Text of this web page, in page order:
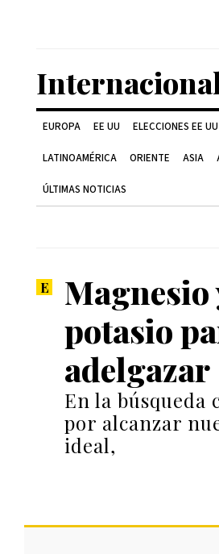
EUROPA EE UU ELECCIONES EE UU
LATINOAMÉRICA ORIENTE ASIA
ÚLTIMAS NOTICIAS
Magnesio
potasio
adelgazar
En la búsqueda
por alcanzar
ideal,